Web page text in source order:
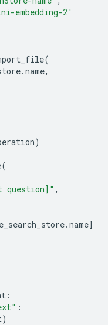
embedding-2'
(
.name,
)
(
question]" ,
.name]
:
:
)